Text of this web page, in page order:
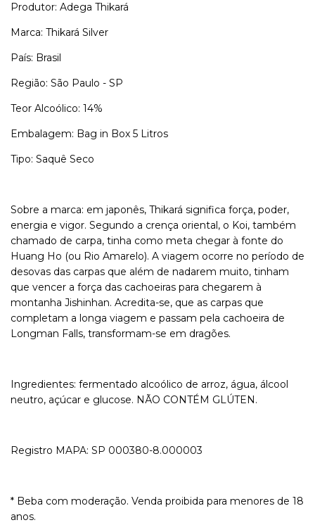
Produtor: Adega Thikará
Marca: Thikará Silver
País: Brasil
Região: São Paulo - SP
Teor Alcoólico: 14%
Embalagem: Bag in Box 5 Litros
Tipo: Saquê Seco
Sobre a marca: em japonês, Thikará significa força, poder,
energia e vigor. Segundo a crença oriental, o Koi, também
chamado de carpa, tinha como meta chegar à fonte do
Huang Ho (ou Rio Amarelo). A viagem ocorre no período de
desovas das carpas que além de nadarem muito, tinham
que vencer a força das cachoeiras para chegarem à
montanha Jishinhan. Acredita-se, que as carpas que
completam a longa viagem e passam pela cachoeira de
Longman Falls, transformam-se em dragões.
Ingredientes: fermentado alcoólico de arroz, água, álcool
neutro, açúcar e glucose. NÃO CONTÉM GLÚTEN.
Registro MAPA: SP 000380-8.000003
* Beba com moderação. Venda proibida para menores de 18
anos.